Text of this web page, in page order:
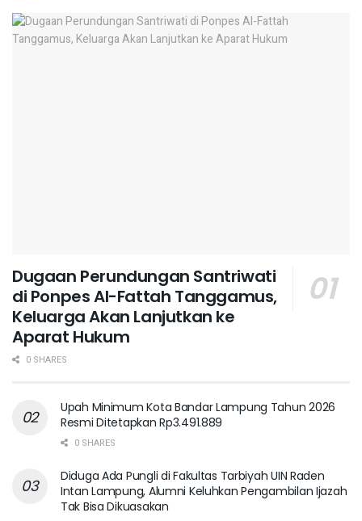
Dugaan Perundungan Santriwati
di Ponpes Al-Fattah Tanggamus,
Keluarga Akan Lanjutkan ke
Aparat Hukum ‎
0 SHARES
Upah Minimum Kota Bandar Lampung Tahun 2026
Resmi Ditetapkan Rp3.491.889
0 SHARES
Diduga Ada Pungli di Fakultas Tarbiyah UIN Raden
Intan Lampung, Alumni Keluhkan Pengambilan Ijazah
Tak Bisa Dikuasakan